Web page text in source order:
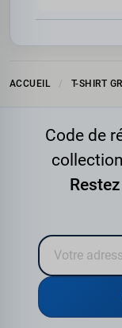
ACCUEIL T-SHIRT
Code de